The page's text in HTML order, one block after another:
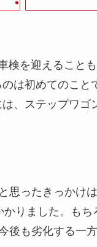
検を迎えること
は初めてのこ
、ステップワ
思ったきっかけ
りました。も
も劣化する一